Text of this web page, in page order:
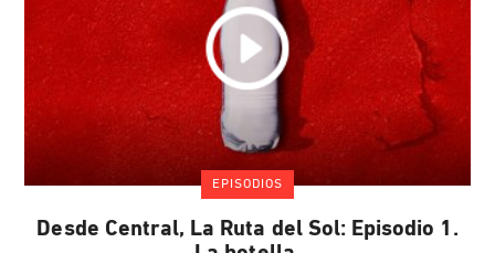
EPISODIOS
Desde Central, La Ruta del Sol: Episodio 1.